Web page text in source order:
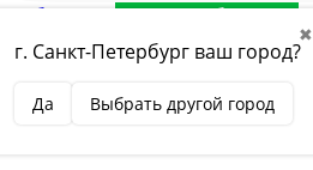
✖
г. Санкт-Петербург ваш город?
Да Выбрать другой город
Избранное Товар в избранном
СравнениеТовар в сравнении
Вход
Вход